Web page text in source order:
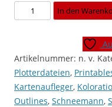
Plotterdatei
"Kalte
Herz"
[Digital]
Menge
In den
Artikelnummer: n. v.
Plotterdateien,
Kartenaufleger,
Outlines, Schneemann,